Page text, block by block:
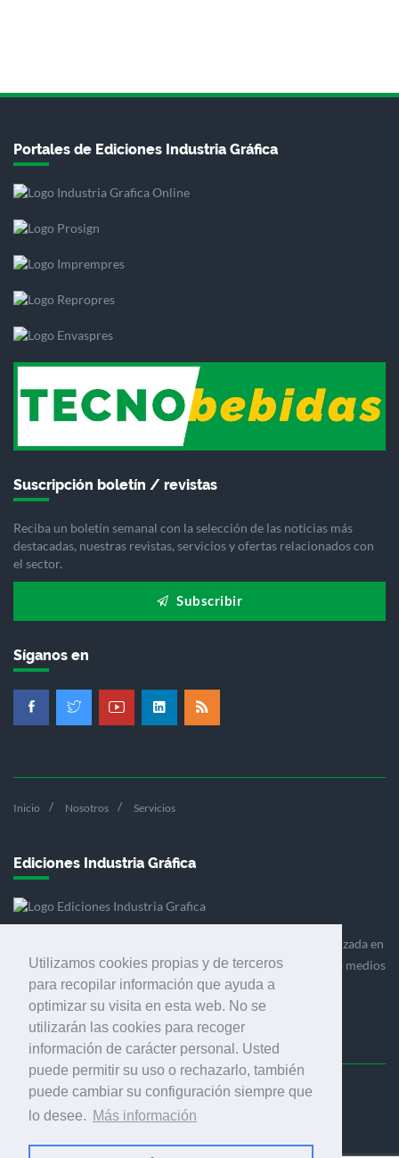
Utilizamos cookies propias y de terceros
para recopilar información que ayuda a
optimizar su visita en esta web. No se
utilizarán las cookies para recoger
información de carácter personal. Usted
puede permitir su uso o rechazarlo, también
puede cambiar su configuración siempre que
lo desee. Más información
Portales de Ediciones Industria Gráfica
Suscripción boletín / revistas
Reciba un boletín semanal con la selección de las noticias más
destacadas, nuestras revistas, servicios y ofertas relacionados con
el sector.
Subscribir
Síganos en
Inicio Nosotros Servicios
Ediciones Industria Gráfica
Ediciones Industria Gráfica es una empresa editora especializada en
el mercado de la comunicación gráfica que engloba diversos medios
profesionales especializados en el mercado gráfico, la
comunicación visual y el envasado.
Ediciones Industria Gráfica, S.C.P.
Calle Fluvià 257, bajos, 08020 Barcelona (España)